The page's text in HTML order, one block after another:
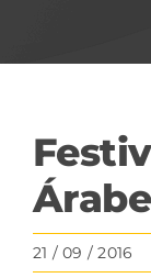
Árabe
21 / 09 / 2016